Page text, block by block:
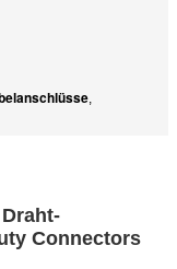
,
Connectors